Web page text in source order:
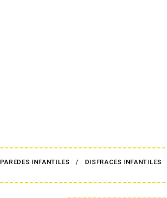
PAREDES INFANTILES DISFRACES INFANTILES